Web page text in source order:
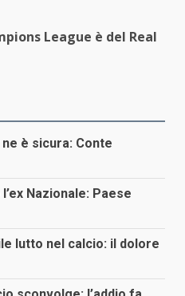
League è del Real
è sicura: Conte
Nazionale: Paese
lutto nel calcio: il dolore